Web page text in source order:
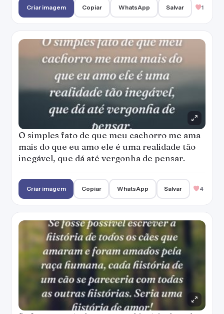
Criar imagem Copiar WhatsApp Salvar 1
O simples fato de que meu cachorro me ama
mais do que eu amo ele é uma realidade tão
inegável, que dá até vergonha de pensar.
Criar imagem Copiar WhatsApp Salvar 4